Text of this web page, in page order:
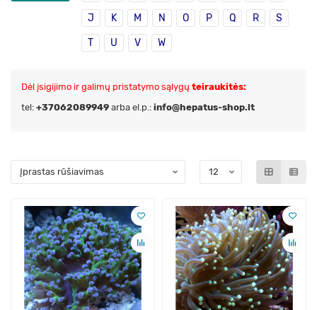
J K M N O P Q R S
T U V W
Dėl įsigijimo ir galimų pristatymo sąlygų teiraukitės:
tel: +37062089949 arba el.p.: info@hepatus-shop.lt